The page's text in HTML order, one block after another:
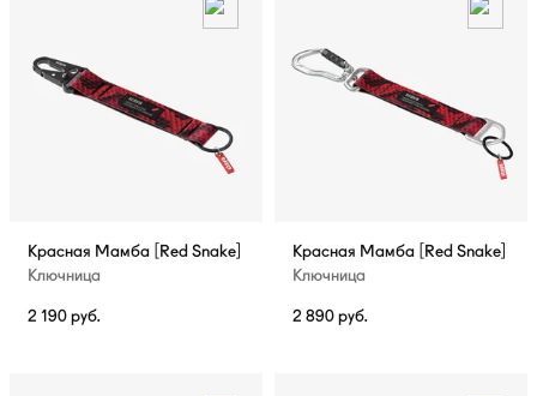
Красная Мамба [Red Snake]
Ключница
2 190 руб.
Красная Мамба [Red Snake]
Ключница
2 890 руб.